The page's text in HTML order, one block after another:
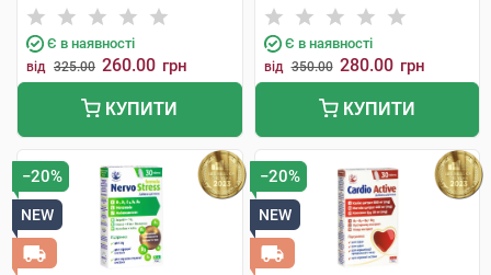
Є в наявності
від 325.00 260.00 грн
КУПИТИ
Є в наявності
від 350.00 280.00 грн
КУПИТИ
−20%
NEW
−20%
NEW